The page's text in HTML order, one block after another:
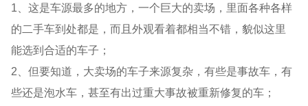
1、这是车源最多的地方，一个巨大的卖场，里面各种各样
的二手车到处都是，而且外观看着都相当不错，貌似这里
能选到合适的车子；
2、但要知道，大卖场的车子来源复杂，有些是事故车，有
些还是泡水车，甚至有出过重大事故被重新修复的车；